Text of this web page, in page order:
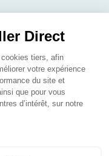
Direct
du tiers, afin
votre expérience
du site et
que pour vous
d’intérêt, sur notre
vous